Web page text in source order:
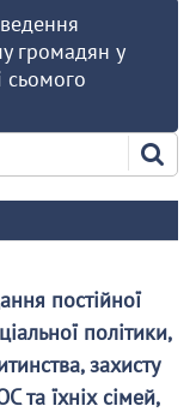
громадян у
сьомого
постійної
політики,
захисту
та їхніх сімей,